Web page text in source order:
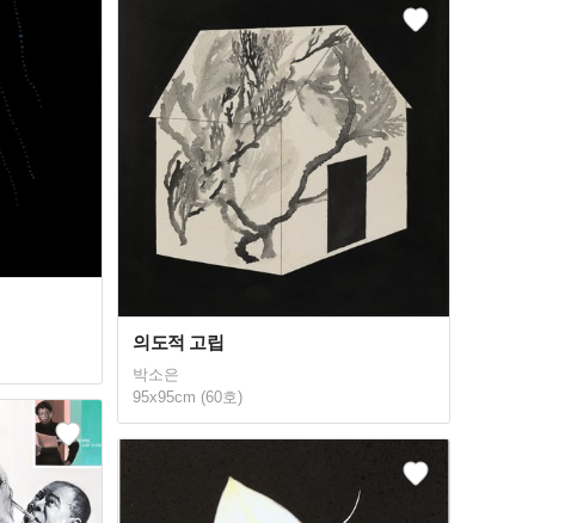
의도적 고립
박소은
95x95cm (60호)